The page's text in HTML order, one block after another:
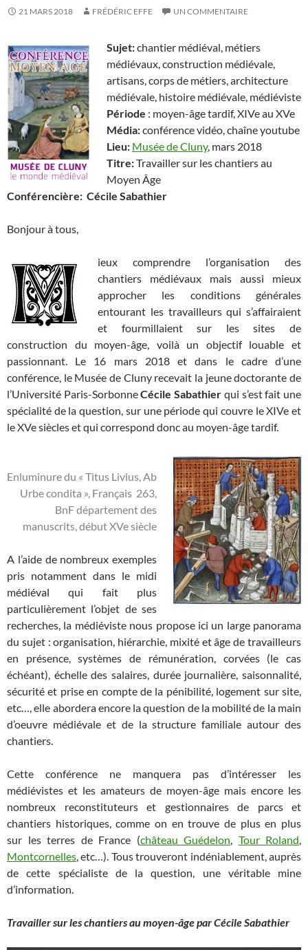
21 MARS 2018 FRÉDÉRIC EFFE UN COMMENTAIRE
Sujet:chantier médiéval, métiers
médiévaux, construction médiévale,
artisans, corps de métiers, architecture
médiévale, histoire médiévale, médiéviste
Période : moyen-âge tardif, XIVe au XVe
Média:conférence vidéo, chaîne youtube
Lieu: Musée de Cluny, mars 2018
Titre:Travailler sur les chantiers au
Moyen Âge
Conférencière: Cécile Sabathier
Bonjour à tous,
ieux comprendre l’organisation des
chantiers médiévaux mais aussi mieux
approcher les conditions générales
entourant les travailleurs qui s’affairaient
et fourmillaient sur les sites de
construction du moyen-âge, voilà un objectif louable et
passionnant. Le 16 mars 2018 et dans le cadre d’une
conférence, le Musée de Cluny recevait la jeune doctorante de
l’Université Paris-SorbonneCécile Sabathier qui s’est fait une
spécialité de la question, sur une période qui couvre le XIVe et
le XVe siècles et qui correspond donc au moyen-âge tardif.
Enluminure du « Titus Livius, Ab
Urbe condita », Français 263,
BnF département des
manuscrits, début XVe siècle
A l’aide de nombreux exemples
pris notamment dans le midi
médiéval qui fait plus
particulièrement l’objet de ses
recherches, la médiéviste nous propose ici un large panorama
du sujet : organisation, hiérarchie, mixité et âge de travailleurs
en présence, systèmes de rémunération, corvées (le cas
échéant), échelle des salaires, durée journalière, saisonnalité,
sécurité et prise en compte de la pénibilité, logement sur site,
etc…, elle abordera encore la question de la mobilité de la main
d’oeuvre médiévale et de la structure familiale autour des
chantiers.
Cette conférence ne manquera pas d’intéresser les
médiévistes et les amateurs de moyen-âge mais encore les
nombreux reconstituteurs et gestionnaires de parcs et
chantiers historiques, comme on en trouve de plus en plus
sur les terres de France (château Guédelon, Tour Roland,
Montcornelles, etc…). Tous trouveront indéniablement, auprès
de cette spécialiste de la question, une véritable mine
d’information.
Travailler sur les chantiers au moyen-âge par Cécile Sabathier